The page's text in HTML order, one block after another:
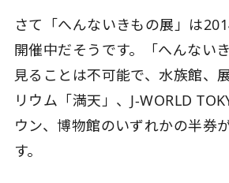
さて「へんないきもの展」は
開催中だそうです。「へんない
見ることは不可能で、水族館、
リウム「満天」、J-WORLD
ウン、博物館のいずれかの半券
す。